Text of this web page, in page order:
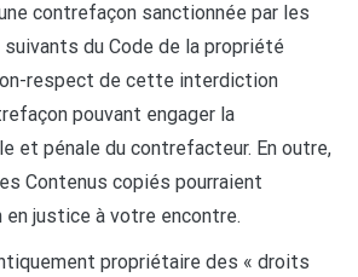
contrefaçon sanctionnée par les
du Code de la propriété
respect de cette interdiction
pouvant engager la
et pénale du contrefacteur. En outre,
Contenus copiés pourraient
justice à votre encontre.
propriétaire des « droits